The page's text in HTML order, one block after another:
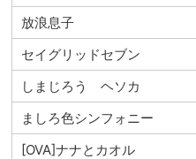
放浪息子
セイグリッドセブン
しまじろう ヘソカ
ましろ色シンフォニー
[OVA]ナナとカオル